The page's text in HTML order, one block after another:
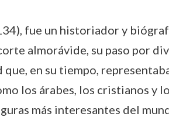
fue un historiador y
almorávide, su paso por
en su tiempo,
los árabes, los cristianos y
más interesantes del